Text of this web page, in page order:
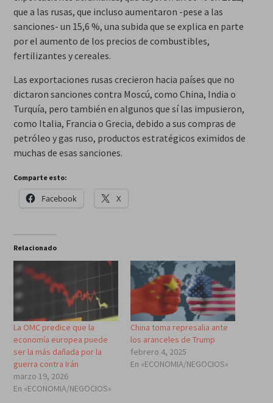
que a las rusas, que incluso aumentaron -pese a las
sanciones- un 15,6 %, una subida que se explica en parte
por el aumento de los precios de combustibles,
fertilizantes y cereales.
Las exportaciones rusas crecieron hacia países que no
dictaron sanciones contra Moscú, como China, India o
Turquía, pero también en algunos que sí las impusieron,
como Italia, Francia o Grecia, debido a sus compras de
petróleo y gas ruso, productos estratégicos eximidos de
muchas de esas sanciones.
Comparte esto:
Facebook X
Relacionado
La OMC predice que la
economía europea puede
ser la más dañada por la
guerra contra Irán
marzo 19, 2026
En «ECONOMIA/NEGOCIOS»
China toma represalia ante
los aranceles de Trump
febrero 4, 2025
En «ECONOMIA/NEGOCIOS»